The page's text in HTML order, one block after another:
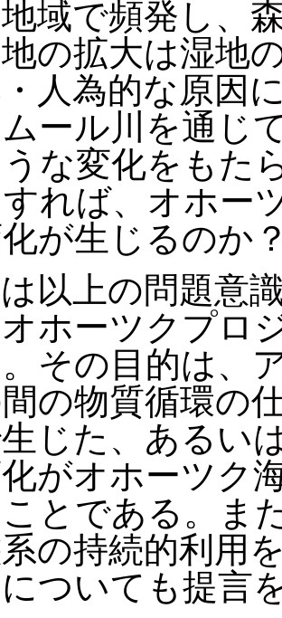
域で頻発し、
の拡大は湿地
人為的な原因
ール川を通じ
な変化をもた
れば、オホー
が生じるのか
以上の問題意
ホーツクプロ
その目的は、
の物質循環の
じた、あるい
がオホーツク
とである。ま
の持続的利用
ついても提言